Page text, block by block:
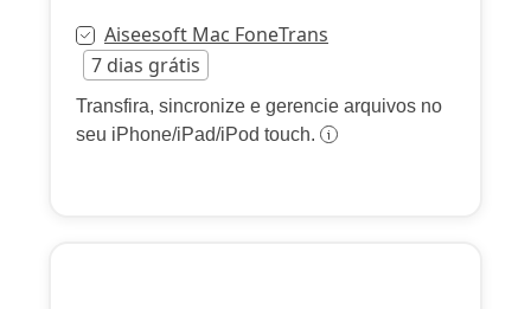
Aiseesoft Mac FoneTrans
7 dias grátis
Transfira, sincronize e gerencie arquivos no
seu iPhone/iPad/iPod touch.